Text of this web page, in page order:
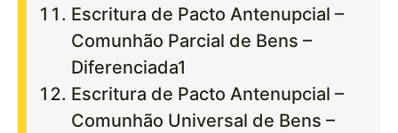
Escritura de Pacto Antenupcial –
Comunhão Parcial de Bens –
Diferenciada1
Escritura de Pacto Antenupcial –
Comunhão Universal de Bens –